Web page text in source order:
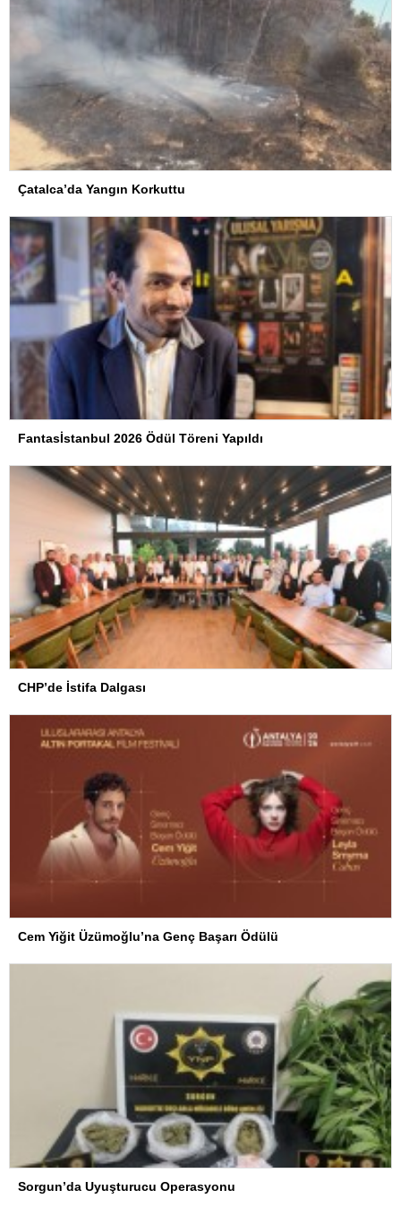
Çatalca’da Yangın Korkuttu
Fantasİstanbul 2026 Ödül Töreni Yapıldı
CHP’de İstifa Dalgası
Cem Yiğit Üzümoğlu’na Genç Başarı Ödülü
Sorgun’da Uyuşturucu Operasyonu